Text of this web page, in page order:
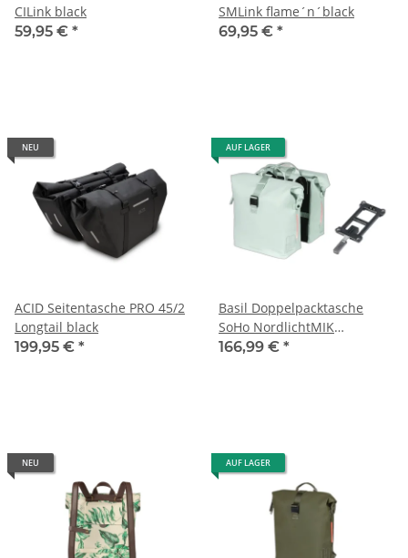
CILink black
59,95 € *
SMLink flame´n´black
69,95 € *
NEU
ACID Seitentasche PRO 45/2
Longtail black
199,95 € *
AUF LAGER
Basil Doppelpacktasche
SoHo NordlichtMIK
pastellgrün, 31x13x37cm
166,99 € *
NEU AUF LAGER